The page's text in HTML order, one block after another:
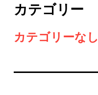
カテゴリー
カテゴリーなし